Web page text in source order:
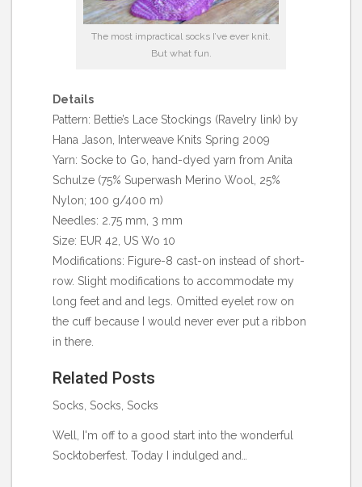
The most impractical socks I’ve ever knit.
But what fun.
Details
Pattern: Bettie’s Lace Stockings (Ravelry link) by
Hana Jason, Interweave Knits Spring 2009
Yarn: Socke to Go, hand-dyed yarn from Anita
Schulze (75% Superwash Merino Wool, 25%
Nylon; 100 g/400 m)
Needles: 2.75 mm, 3 mm
Size: EUR 42, US Wo 10
Modifications: Figure-8 cast-on instead of short-
row. Slight modifications to accommodate my
long feet and and legs. Omitted eyelet row on
the cuff because I would never ever put a ribbon
in there.
Related Posts
Socks, Socks, Socks
Well, I'm off to a good start into the wonderful
Socktoberfest. Today I indulged and…